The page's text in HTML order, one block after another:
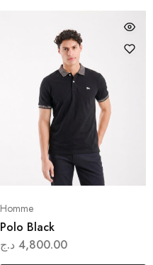
Homme
Polo Black
4,800.00 د.ج